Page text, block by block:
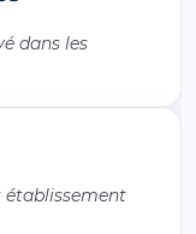
dans les
établissement